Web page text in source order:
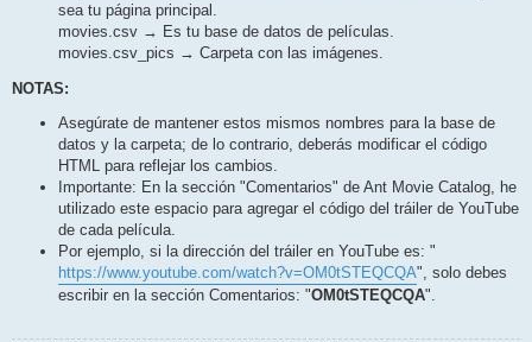
sea tu página principal.
movies.csv → Es tu base de datos de películas.
movies.csv_pics → Carpeta con las imágenes.
NOTAS:
Asegúrate de mantener estos mismos nombres para la base de
datos y la carpeta; de lo contrario, deberás modificar el código
HTML para reflejar los cambios.
Importante: En la sección "Comentarios" de Ant Movie Catalog, he
utilizado este espacio para agregar el código del tráiler de YouTube
de cada película.
Por ejemplo, si la dirección del tráiler en YouTube es: "
https://www.youtube.com/watch?v=OM0tSTEQCQA", solo debes
escribir en la sección Comentarios: "OM0tSTEQCQA".